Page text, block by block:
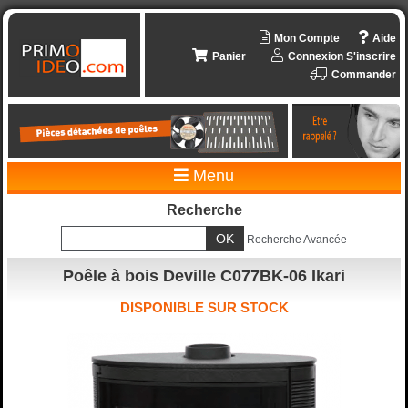
Aide
Mon Compte
Connexion S'inscrire
Panier
Commander
Menu
Recherche
Recherche Avancée
Poêle à bois Deville C077BK-06 Ikari
DISPONIBLE SUR STOCK